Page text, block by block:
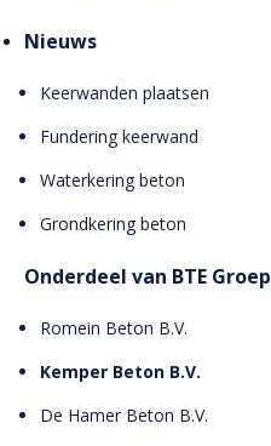
Nieuws
Keerwanden plaatsen
Fundering keerwand
Waterkering beton
Grondkering beton
Onderdeel van BTE Groep
Romein Beton B.V.
Kemper Beton B.V.
De Hamer Beton B.V.